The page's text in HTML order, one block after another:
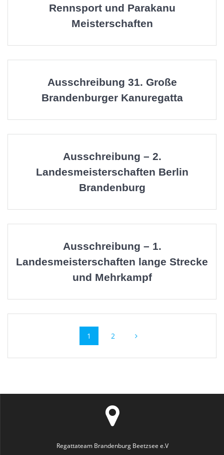
Rennsport und Parakanu
Meisterschaften
Ausschreibung 31. Große
Brandenburger Kanuregatta
Ausschreibung – 2.
Landesmeisterschaften Berlin
Brandenburg
Ausschreibung – 1.
Landesmeisterschaften lange Strecke
und Mehrkampf
Beitragsnavigation
Seite
1 Seite
2
Regattateam Brandenburg Beetzsee e.V